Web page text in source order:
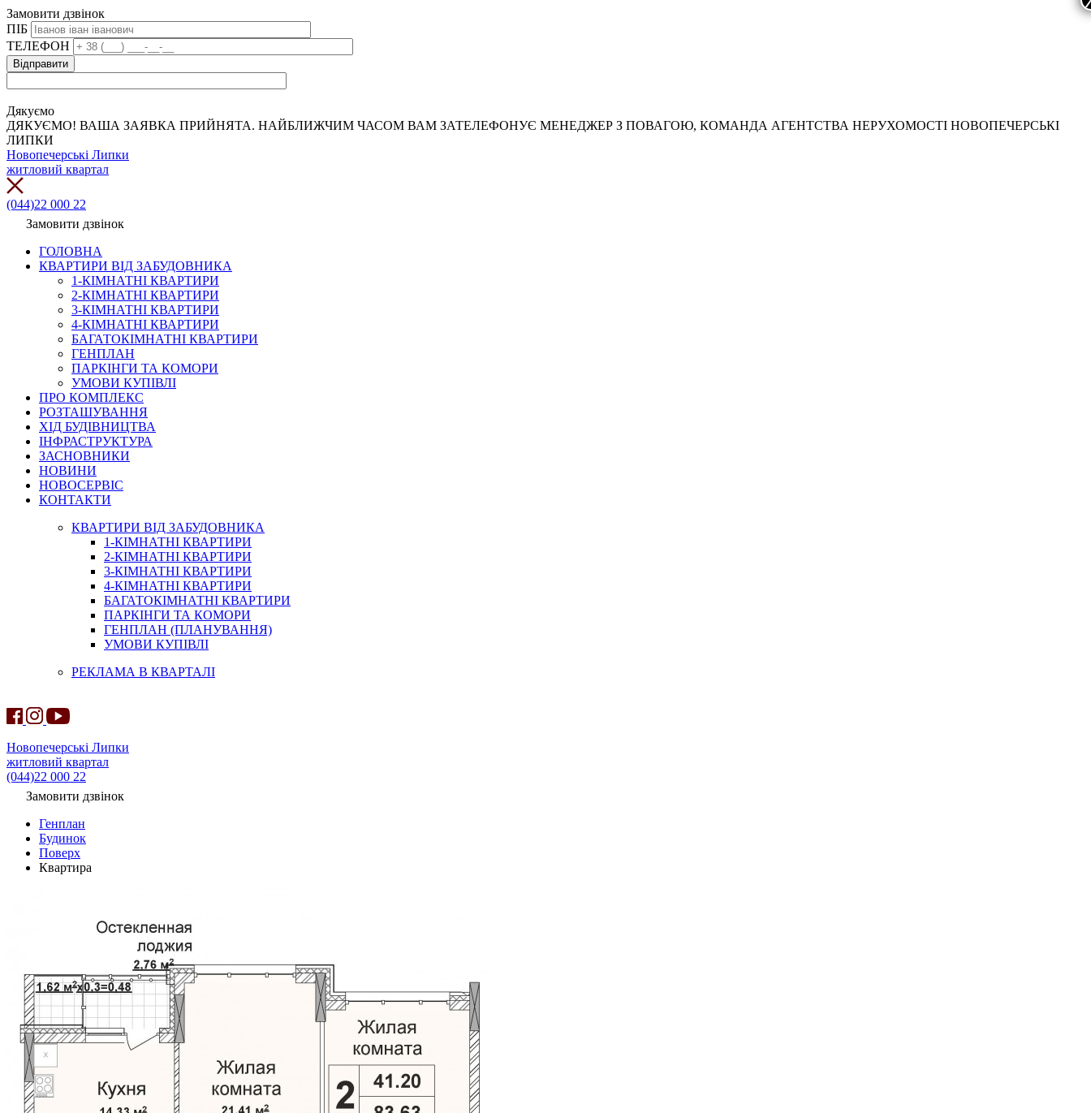
Замовити дзвінок
ПІБ
ТЕЛЕФОН
Дякуємо
ДЯКУЄМО! ВАША ЗАЯВКА ПРИЙНЯТА. НАЙБЛИЖЧИМ ЧАСОМ ВАМ ЗАТЕЛЕФОНУЄ МЕНЕДЖЕР З ПОВАГОЮ, КОМАНДА АГЕНТСТВА НЕРУХОМОСТІ НОВОПЕЧЕРСЬКІ
ЛИПКИ
Новопечерські Липки
житловий квартал
(044)22 000 22
Замовити дзвінок
ГОЛОВНА
КВАРТИРИ ВІД ЗАБУДОВНИКА
1-КІМНАТНІ КВАРТИРИ
2-КІМНАТНІ КВАРТИРИ
3-КІМНАТНІ КВАРТИРИ
4-КІМНАТНІ КВАРТИРИ
БАГАТОКІМНАТНІ КВАРТИРИ
ГЕНПЛАН
ПАРКІНГИ ТА КОМОРИ
УМОВИ КУПІВЛІ
ПРО КОМПЛЕКС
РОЗТАШУВАННЯ
ХІД БУДІВНИЦТВА
ІНФРАСТРУКТУРА
ЗАСНОВНИКИ
НОВИНИ
НОВОСЕРВІС
КОНТАКТИ
КВАРТИРИ ВІД ЗАБУДОВНИКА
1-КІМНАТНІ КВАРТИРИ
2-КІМНАТНІ КВАРТИРИ
3-КІМНАТНІ КВАРТИРИ
4-КІМНАТНІ КВАРТИРИ
БАГАТОКІМНАТНІ КВАРТИРИ
ПАРКІНГИ ТА КОМОРИ
ГЕНПЛАН (ПЛАНУВАННЯ)
УМОВИ КУПІВЛІ
РЕКЛАМА В КВАРТАЛІ
Новопечерські Липки
житловий квартал
(044)22 000 22
Замовити дзвінок
Генплан
Будинок
Поверх
Квартира